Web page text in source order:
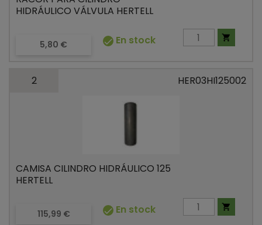
HIDRÁULICO VÁLVULA HERTELL
Precio
5,80 €  En stock 
2 HER03HI125002
CAMISA CILINDRO HIDRÁULICO 125
HERTELL
Precio
115,99 €  En stock 